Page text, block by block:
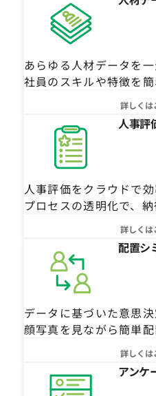
あらゆる人材データを
社員のスキルや特徴を
詳しくは
人事評
人事評価をクラウドで
プロセスの透明化で、
詳しくは
配置シ
データに基づいた意思
顔写真を見ながら簡単
詳しくは
アンケ